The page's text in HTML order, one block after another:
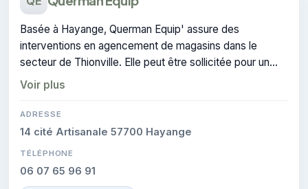
Basée à Hayange, Querman Equip' assure des
interventions en agencement de magasins dans le
secteur de Thionville. Elle peut être sollicitée pour un
devis en architecture d'intérieur.
Voir plus
ADRESSE
14 cité Artisanale 57700 Hayange
TÉLÉPHONE
06 07 65 96 91